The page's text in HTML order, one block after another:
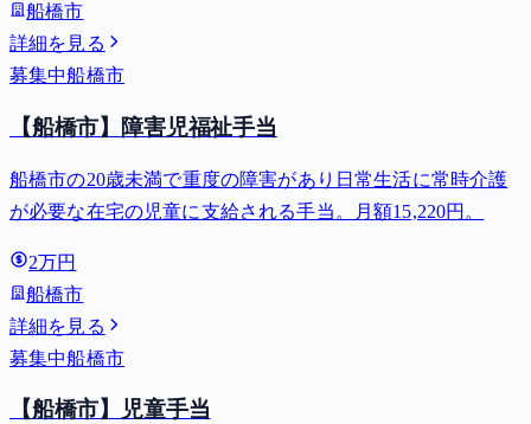
船橋市
詳細を見る
募集中船橋市
【船橋市】障害児福祉手当
船橋市の20歳未満で重度の障害があり日常生活に常時介護
が必要な在宅の児童に支給される手当。月額15,220円。
2万円
船橋市
詳細を見る
募集中船橋市
【船橋市】児童手当